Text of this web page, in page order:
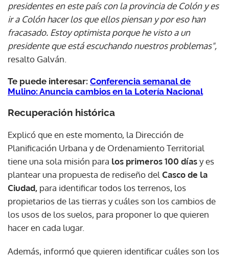
presidentes en este país con la provincia de Colón y es
ir a Colón hacer los que ellos piensan y por eso han
fracasado. Estoy optimista porque he visto a un
presidente que está escuchando nuestros problemas",
resalto Galván.
Te puede interesar: Conferencia semanal de
Mulino: Anuncia cambios en la Lotería Nacional
Recuperación histórica
Explicó que en este momento, la Dirección de
Planificación Urbana y de Ordenamiento Territorial
tiene una sola misión para los primeros 100 díasy es
plantear una propuesta de rediseño del Casco de la
Ciudad, para identificar todos los terrenos, los
propietarios de las tierras y cuáles son los cambios de
los usos de los suelos, para proponer lo que quieren
hacer en cada lugar.
Además, informó que quieren identificar cuáles son los